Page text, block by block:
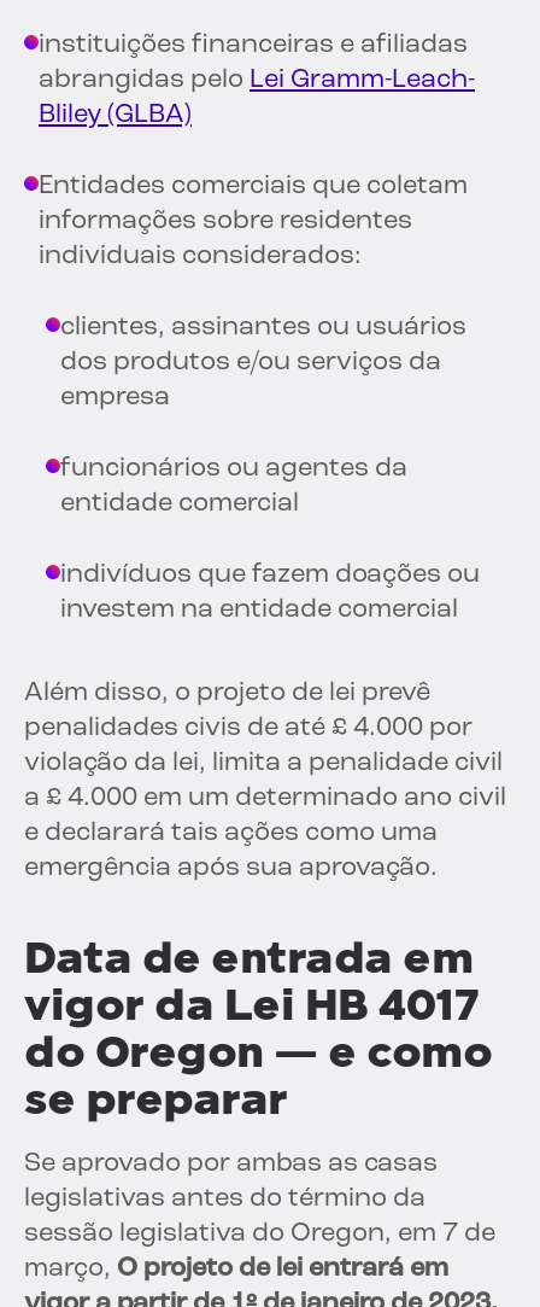
instituições financeiras e afiliadas
abrangidas pelo Lei Gramm-Leach-
Bliley (GLBA)
Entidades comerciais que coletam
informações sobre residentes
individuais considerados:
clientes, assinantes ou usuários
dos produtos e/ou serviços da
empresa
funcionários ou agentes da
entidade comercial
indivíduos que fazem doações ou
investem na entidade comercial
Além disso, o projeto de lei prevê
penalidades civis de até £ 4.000 por
violação da lei, limita a penalidade civil
a £ 4.000 em um determinado ano civil
e declarará tais ações como uma
emergência após sua aprovação.
Data de entrada em
vigor da Lei HB 4017
do Oregon — e como
se preparar
Se aprovado por ambas as casas
legislativas antes do término da
sessão legislativa do Oregon, em 7 de
março, O projeto de lei entrará em